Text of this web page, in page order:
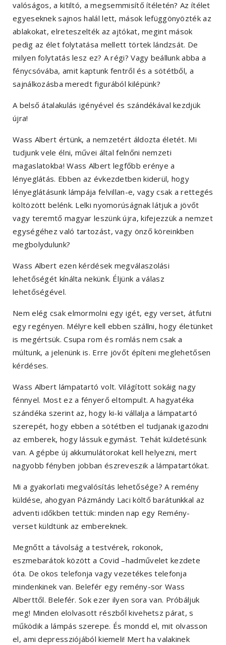
valóságos, a kitiltó, a megsemmisítő ítéletén? Az ítélet
egyeseknek sajnos halál lett, mások lefüggönyözték az
ablakokat, elreteszelték az ajtókat, megint mások
pedig az élet folytatása mellett törtek lándzsát. De
milyen folytatás lesz ez? A régi? Vagy beállunk abba a
fénycsóvába, amit kaptunk fentről és a sötétből, a
sajnálkozásba meredt figurából kilépünk?
A belső átalakulás igényével és szándékával kezdjük
újra!
Wass Albert értünk, a nemzetért áldozta életét. Mi
tudjunk vele élni, művei által felnőni nemzeti
magaslatokba! Wass Albert legfőbb erénye a
lényeglátás. Ebben az évkezdetben kiderül, hogy
lényeglátásunk lámpája felvillan-e, vagy csak a rettegés
költözött belénk. Lelki nyomorúságnak látjuk a jövőt
vagy teremtő magyar leszünk újra, kifejezzük a nemzet
egységéhez való tartozást, vagy önző köreinkben
megbolydulunk?
Wass Albert ezen kérdések megválaszolási
lehetőségét kínálta nekünk. Éljünk a válasz
lehetőségével.
Nem elég csak elmormolni egy igét, egy verset, átfutni
egy regényen. Mélyre kell ebben szállni, hogy életünket
is megértsük. Csupa rom és romlás nem csak a
múltunk, a jelenünk is. Erre jövőt építeni meglehetősen
kérdéses.
Wass Albert lámpatartó volt. Világított sokáig nagy
fénnyel. Most ez a fényerő eltompult. A hagyatéka
szándéka szerint az, hogy ki-ki vállalja a lámpatartó
szerepét, hogy ebben a sötétben el tudjanak igazodni
az emberek, hogy lássuk egymást. Tehát küldetésünk
van. A gépbe új akkumulátorokat kell helyezni, mert
nagyobb fényben jobban észreveszik a lámpatartókat.
Mi a gyakorlati megvalósítás lehetősége? A remény
küldése, ahogyan Pázmándy Laci költő barátunkkal az
adventi időkben tettük: minden nap egy Remény-
verset küldtünk az embereknek.
Megnőtt a távolság a testvérek, rokonok,
eszmebarátok között a Covid –hadművelet kezdete
óta. De okos telefonja vagy vezetékes telefonja
mindenkinek van. Belefér egy remény-sor Wass
Alberttől. Belefér. Sok ezer ilyen sora van. Próbáljuk
meg! Minden elolvasott részből kivehetsz párat, s
működik a lámpás szerepe. És mondd el, mit olvasson
el, ami depressziójából kiemeli! Mert ha valakinek